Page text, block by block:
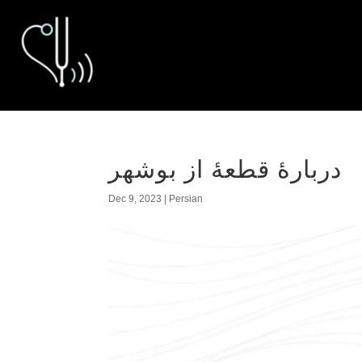
دربارهٔ قطعهٔ از بوشهر
Dec 9, 2023 Persian